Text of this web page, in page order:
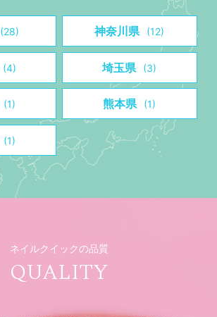
(28) 神奈川県 (12)
(4) 埼玉県 (3)
(1) 熊本県 (1)
(1)
ネイルクイックの品質
QUALITY